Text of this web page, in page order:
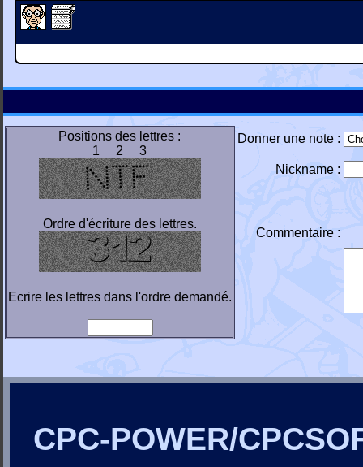
Positions des lettres :
1 2 3
Ordre d'écriture des lettres.
Ecrire les lettres dans l'ordre demandé.
Donner une note :
Nickname :
Commentaire :
CPC-POWER/